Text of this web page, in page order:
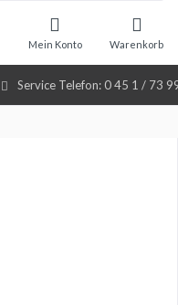
Service Telefon: 0 45 1 / 73
Warenkorb
Mein Konto